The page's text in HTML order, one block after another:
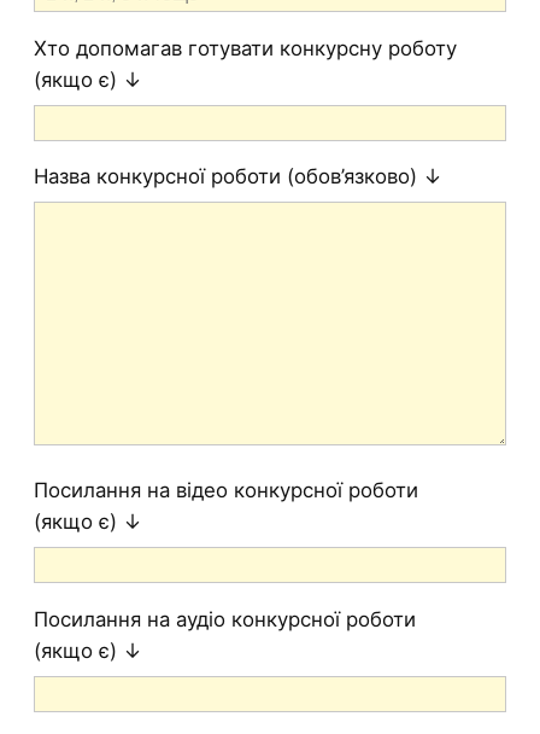
Хто допомагав готувати конкурсну роботу
(якщо є) ↓
Назва конкурсної роботи (обов’язково) ↓
Посилання на відео конкурсної роботи
(якщо є) ↓
Посилання на аудіо конкурсної роботи
(якщо є) ↓